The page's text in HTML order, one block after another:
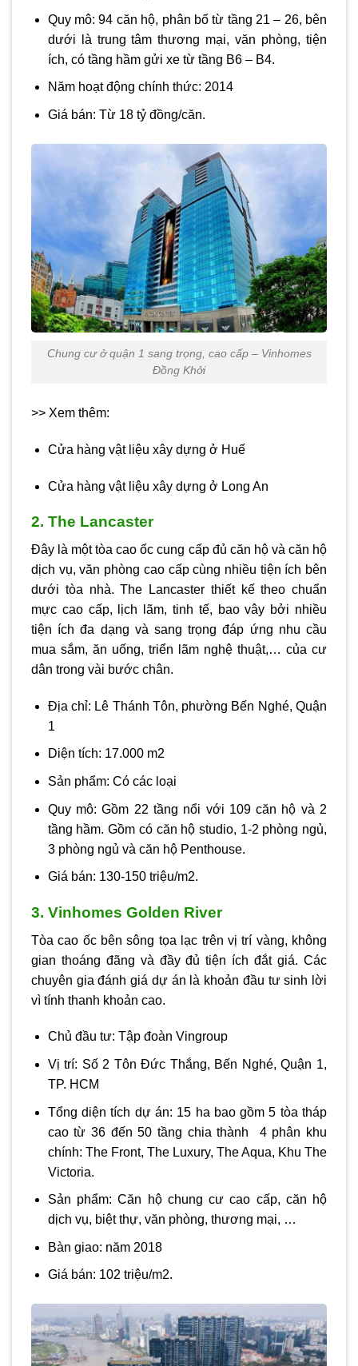
Quy mô: 94 căn hộ, phân bố từ tầng 21 – 26, bên
dưới là trung tâm thương mại, văn phòng, tiện
ích, có tầng hầm gửi xe từ tầng B6 – B4.
Năm hoạt động chính thức: 2014
Giá bán: Từ 18 tỷ đồng/căn.
Chung cư ở quận 1 sang trọng, cao cấp – Vinhomes
Đồng Khởi
>> Xem thêm:
Cửa hàng vật liệu xây dựng ở Huế
Cửa hàng vật liệu xây dựng ở Long An
2. The Lancaster
Đây là một tòa cao ốc cung cấp đủ căn hộ và căn hộ
dịch vụ, văn phòng cao cấp cùng nhiều tiện ích bên
dưới tòa nhà. The Lancaster thiết kế theo chuẩn
mực cao cấp, lịch lãm, tinh tế, bao vây bởi nhiều
tiện ích đa dạng và sang trọng đáp ứng nhu cầu
mua sắm, ăn uống, triển lãm nghệ thuật,… của cư
dân trong vài bước chân.
Địa chỉ: Lê Thánh Tôn, phường Bến Nghé, Quận
1
Diện tích: 17.000 m2
Sản phẩm: Có các loại
Quy mô: Gồm 22 tầng nổi với 109 căn hộ và 2
tầng hầm. Gồm có căn hộ studio, 1-2 phòng ngủ,
3 phòng ngủ và căn hộ Penthouse.
Giá bán: 130-150 triệu/m2.
3. Vinhomes Golden River
Tòa cao ốc bên sông tọa lạc trên vị trí vàng, không
gian thoáng đãng và đầy đủ tiện ích đắt giá. Các
chuyên gia đánh giá dự án là khoản đầu tư sinh lời
vì tính thanh khoản cao.
Chủ đầu tư: Tập đoàn Vingroup
Vị trí: Số 2 Tôn Đức Thắng, Bến Nghé, Quận 1,
TP. HCM
Tổng diện tích dự án: 15 ha bao gồm 5 tòa tháp
cao từ 36 đến 50 tầng chia thành 4 phân khu
chính: The Front, The Luxury, The Aqua, Khu The
Victoria.
Sản phẩm: Căn hộ chung cư cao cấp, căn hộ
dịch vụ, biệt thự, văn phòng, thương mại, …
Bàn giao: năm 2018
Giá bán: 102 triệu/m2.